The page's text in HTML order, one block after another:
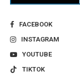
FACEBOOK
INSTAGRAM
YOUTUBE
TIKTOK